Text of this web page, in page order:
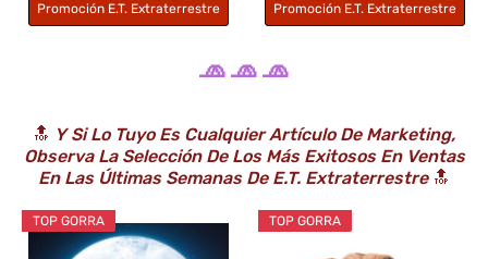
Promoción E.T. Extraterrestre Promoción E.T. Extraterrestre
🧢 🧢 🧢
🔝 Y Si Lo Tuyo Es Cualquier Artículo De Marketing,
Observa La Selección De Los Más Exitosos En Ventas
En Las Últimas Semanas De E.T. Extraterrestre🔝
TOP GORRA TOP GORRA